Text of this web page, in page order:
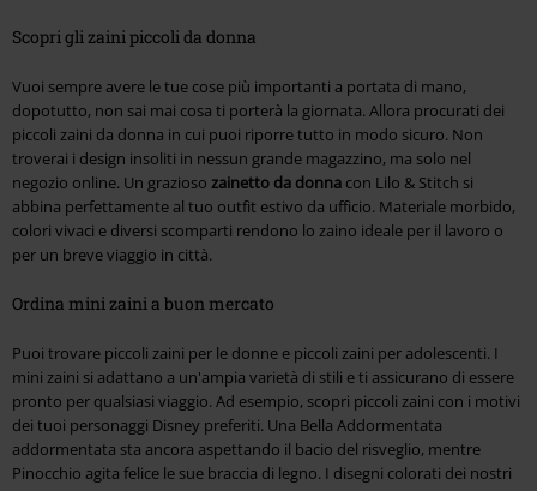
Scopri gli zaini piccoli da donna
Vuoi sempre avere le tue cose più importanti a portata di mano,
dopotutto, non sai mai cosa ti porterà la giornata. Allora procurati dei
piccoli zaini da donna in cui puoi riporre tutto in modo sicuro. Non
troverai i design insoliti in nessun grande magazzino, ma solo nel
negozio online. Un grazioso zainetto da donna con Lilo & Stitch si
abbina perfettamente al tuo outfit estivo da ufficio. Materiale morbido,
colori vivaci e diversi scomparti rendono lo zaino ideale per il lavoro o
per un breve viaggio in città.
Ordina mini zaini a buon mercato
Puoi trovare piccoli zaini per le donne e piccoli zaini per adolescenti. I
mini zaini si adattano a un'ampia varietà di stili e ti assicurano di essere
pronto per qualsiasi viaggio. Ad esempio, scopri piccoli zaini con i motivi
dei tuoi personaggi Disney preferiti. Una Bella Addormentata
addormentata sta ancora aspettando il bacio del risveglio, mentre
Pinocchio agita felice le sue braccia di legno. I disegni colorati dei nostri